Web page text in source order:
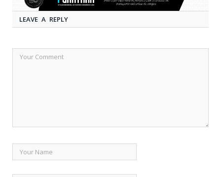
LEAVE A REPLY